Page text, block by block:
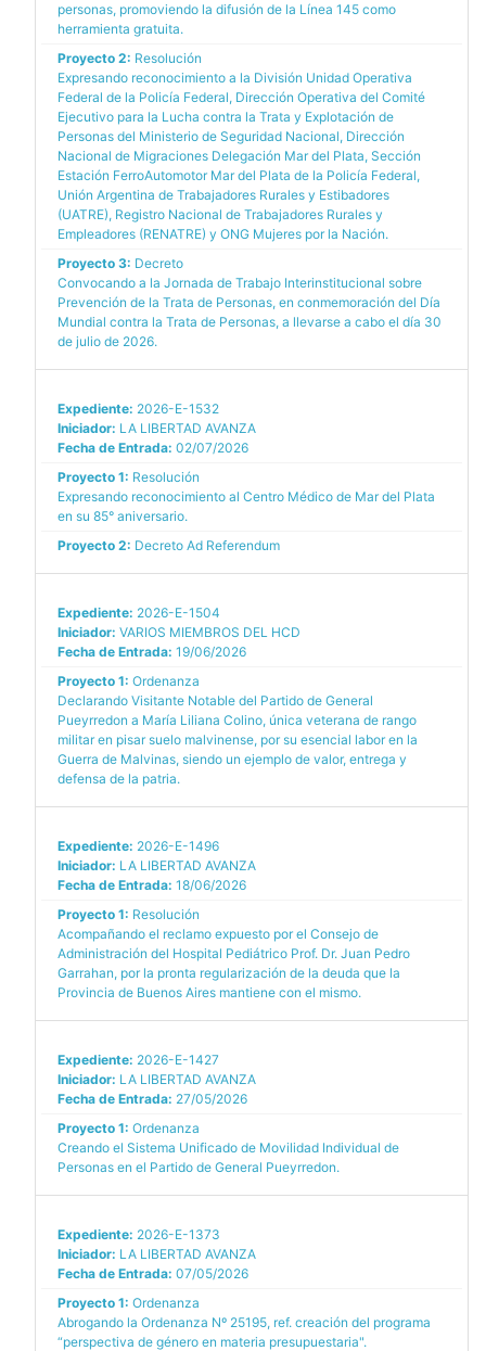
personas, promoviendo la difusión de la Línea 145 como
herramienta gratuita.
Proyecto 2: Resolución
Expresando reconocimiento a la División Unidad Operativa
Federal de la Policía Federal, Dirección Operativa del Comité
Ejecutivo para la Lucha contra la Trata y Explotación de
Personas del Ministerio de Seguridad Nacional, Dirección
Nacional de Migraciones Delegación Mar del Plata, Sección
Estación FerroAutomotor Mar del Plata de la Policía Federal,
Unión Argentina de Trabajadores Rurales y Estibadores
(UATRE), Registro Nacional de Trabajadores Rurales y
Empleadores (RENATRE) y ONG Mujeres por la Nación.
Proyecto 3: Decreto
Convocando a la Jornada de Trabajo Interinstitucional sobre
Prevención de la Trata de Personas, en conmemoración del Día
Mundial contra la Trata de Personas, a llevarse a cabo el día 30
de julio de 2026.
Expediente: 2026-E-1532
Iniciador: LA LIBERTAD AVANZA
Fecha de Entrada: 02/07/2026
Proyecto 1: Resolución
Expresando reconocimiento al Centro Médico de Mar del Plata
en su 85° aniversario.
Proyecto 2: Decreto Ad Referendum
Expediente: 2026-E-1504
Iniciador: VARIOS MIEMBROS DEL HCD
Fecha de Entrada: 19/06/2026
Proyecto 1: Ordenanza
Declarando Visitante Notable del Partido de General
Pueyrredon a María Liliana Colino, única veterana de rango
militar en pisar suelo malvinense, por su esencial labor en la
Guerra de Malvinas, siendo un ejemplo de valor, entrega y
defensa de la patria.
Expediente: 2026-E-1496
Iniciador: LA LIBERTAD AVANZA
Fecha de Entrada: 18/06/2026
Proyecto 1: Resolución
Acompañando el reclamo expuesto por el Consejo de
Administración del Hospital Pediátrico Prof. Dr. Juan Pedro
Garrahan, por la pronta regularización de la deuda que la
Provincia de Buenos Aires mantiene con el mismo.
Expediente: 2026-E-1427
Iniciador: LA LIBERTAD AVANZA
Fecha de Entrada: 27/05/2026
Proyecto 1: Ordenanza
Creando el Sistema Unificado de Movilidad Individual de
Personas en el Partido de General Pueyrredon.
Expediente: 2026-E-1373
Iniciador: LA LIBERTAD AVANZA
Fecha de Entrada: 07/05/2026
Proyecto 1: Ordenanza
Abrogando la Ordenanza Nº 25195, ref. creación del programa
“perspectiva de género en materia presupuestaria".